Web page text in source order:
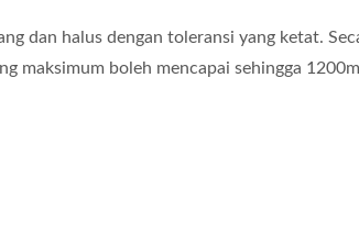
dan halus dengan toleransi yang ketat.
maksimum boleh mencapai sehingga